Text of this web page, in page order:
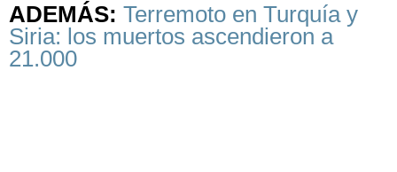
ADEMÁS: Terremoto en Turquía y
Siria: los muertos ascendieron a
21.000